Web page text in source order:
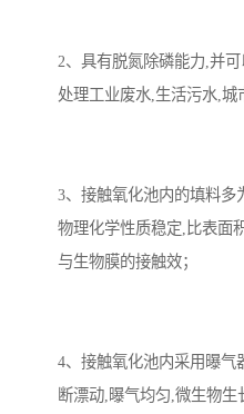
2、具有脱氮除磷能力,并
处理工业废水,生活污水,城
3、接触氧化池内的填料多
物理化学性质稳定,比表面
与生物膜的接触效；
4、接触氧化池内采用曝气
断漂动,曝气均匀,微生物